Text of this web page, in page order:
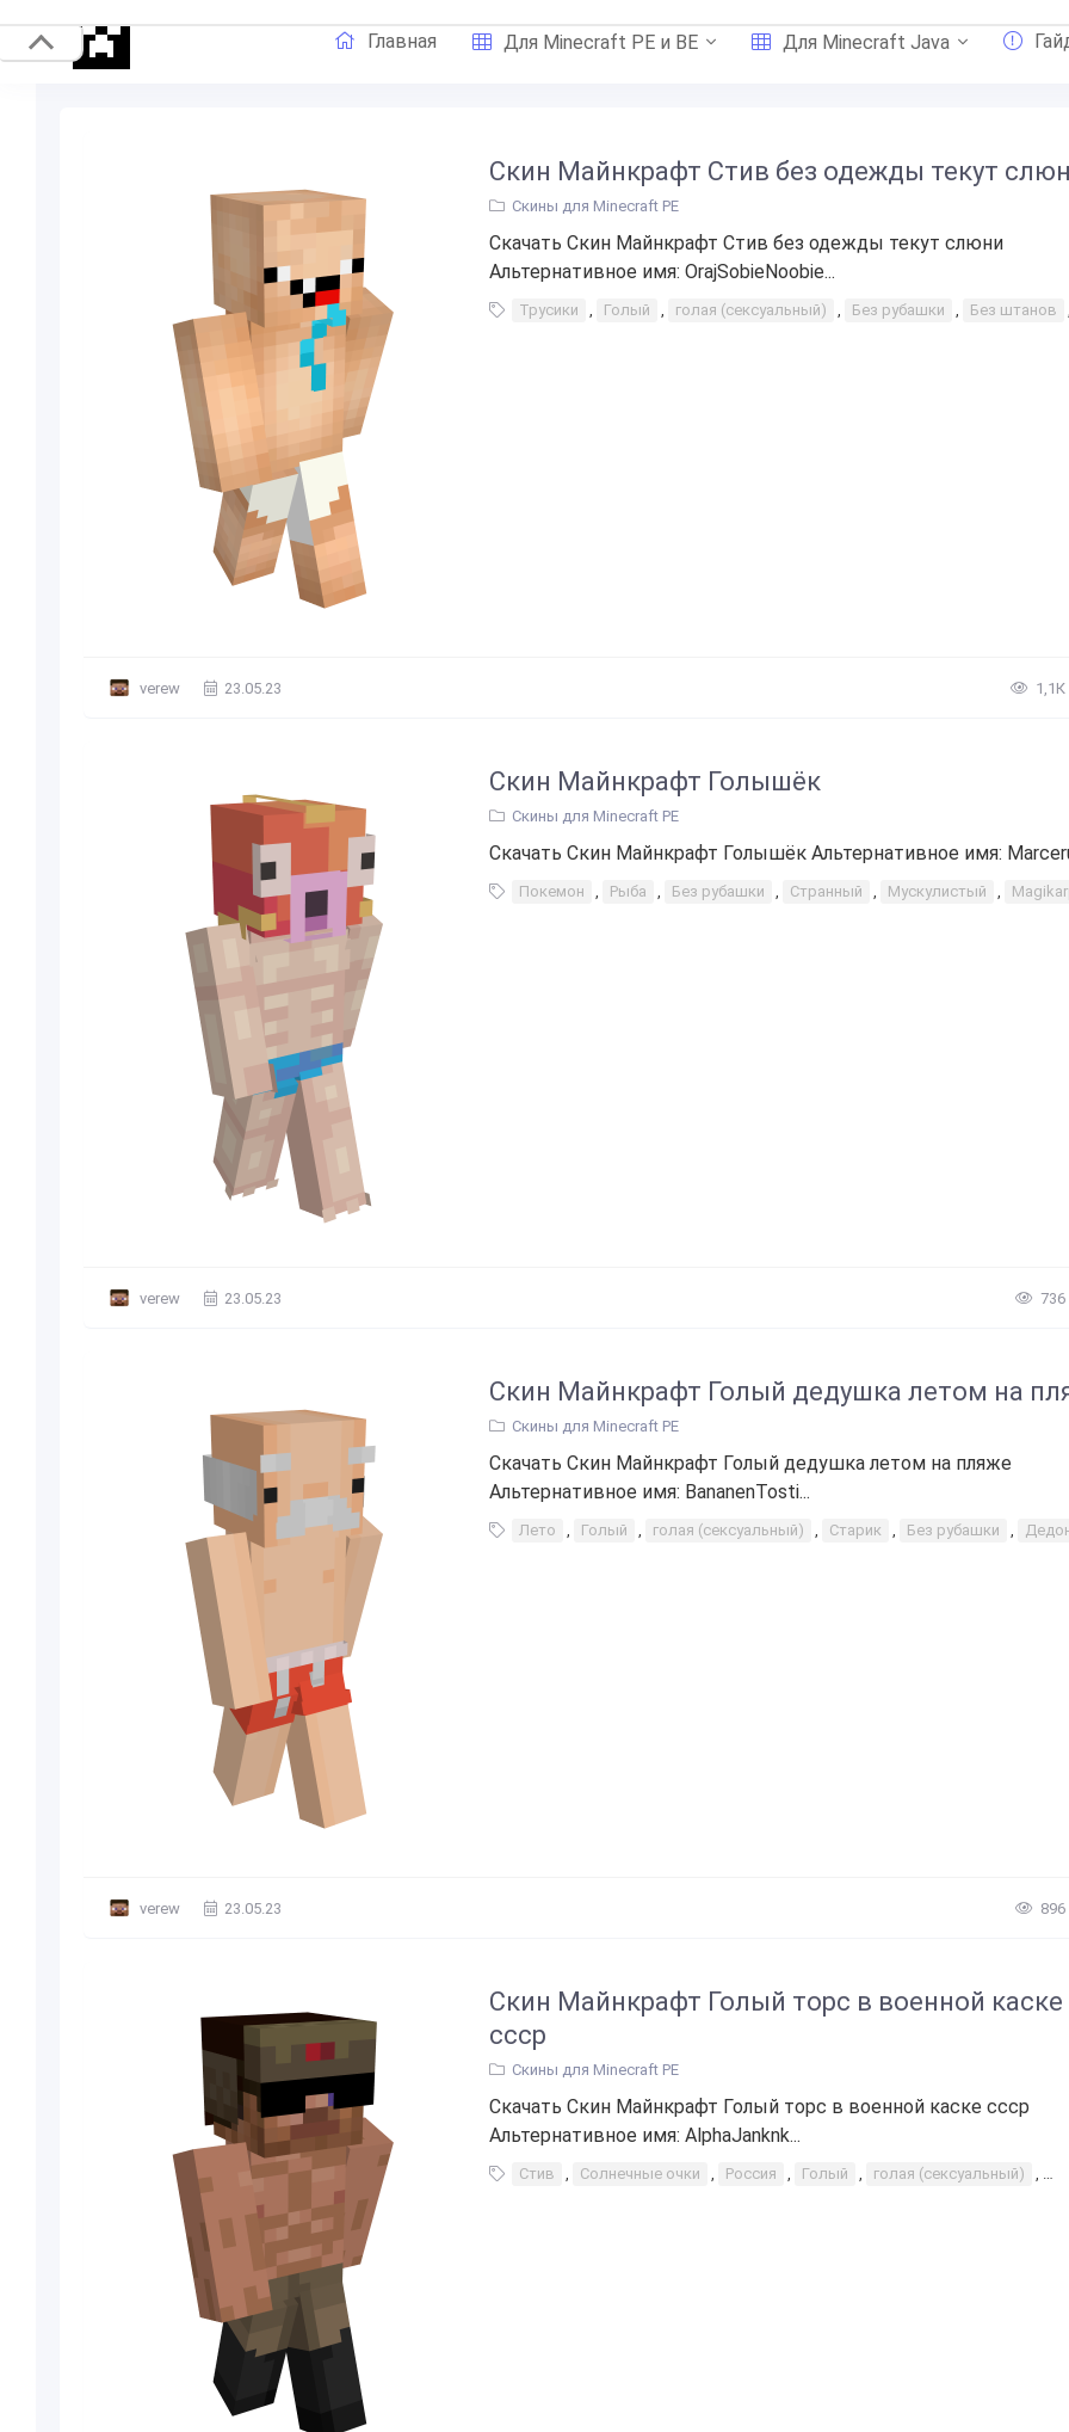
Главная Для Minecraft PE и BE Для Minecraft Java
Скин Майнкрафт Стив без одежды текут
Скины для Minecraft PE
Скачать Скин Майнкрафт Стив без одежды текут слюни
Альтернативное имя: OrajSobieNoobie...
Трусики , Голый , голая (сексуальный) , Без рубашки , Без штанов
verew 23.05.23 1,1К
Скин Майнкрафт Голышёк
Скины для Minecraft PE
Скачать Скин Майнкрафт Голышёк Альтернативное имя:
Покемон , Рыба , Без рубашки , Странный , Мускулистый ,
verew 23.05.23 736
Скин Майнкрафт Голый дедушка летом на
Скины для Minecraft PE
Скачать Скин Майнкрафт Голый дедушка летом на пляже
Альтернативное имя: BananenTosti...
Лето , Голый , голая (сексуальный) , Старик , Без рубашки ,
verew 23.05.23 896
Скин Майнкрафт Голый торс в военной каске
ссср
Скины для Minecraft PE
Скачать Скин Майнкрафт Голый торс в военной каске ссср
Альтернативное имя: AlphaJanknk...
Стив , Солнечные очки , Россия , Голый , голая (сексуальный) ,